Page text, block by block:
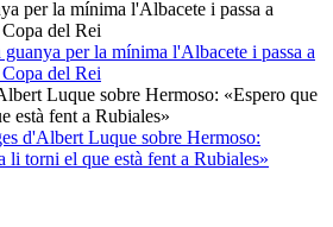
guanya per la mínima l'Albacete i passa a
del Rei
d'Albert Luque sobre Hermoso:
li torni el que està fent a Rubiales»